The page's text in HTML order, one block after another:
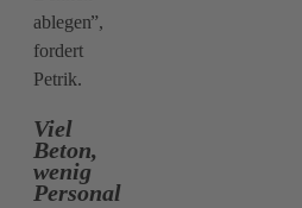
ablegen”,
fordert
Petrik.
Viel
Beton,
wenig
Personal